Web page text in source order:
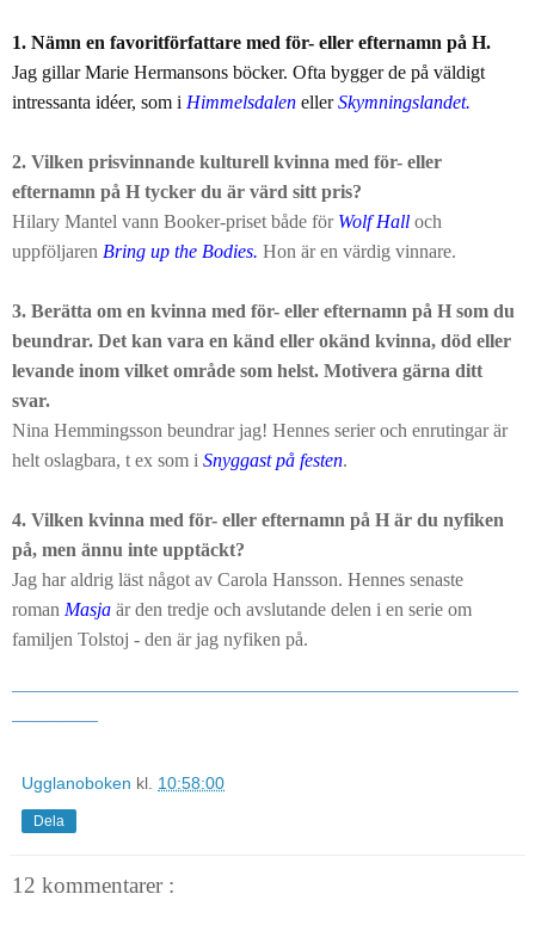
1. Nämn en favoritförfattare med för- eller efternamn på H.
Jag gillar Marie Hermansons böcker. Ofta bygger de på väldigt
intressanta idéer, som i Himmelsdalen ellerSkymningslandet.
2. Vilken prisvinnande kulturell kvinna med för- eller
efternamn på H tycker du är värd sitt pris?
Hilary Mantel vann Booker-priset både för Wolf Hall och
uppföljaren Bring up the Bodies. Hon är en värdig vinnare.
3. Berätta om en kvinna med för- eller efternamn på H som du
beundrar. Det kan vara en känd eller okänd kvinna, död eller
levande inom vilket område som helst. Motivera gärna ditt
svar.
Nina Hemmingsson beundrar jag! Hennes serier och enrutingar är
helt oslagbara, t ex som i Snyggast på festen.
4. Vilken kvinna med för- eller efternamn på H är du nyfiken
på, men ännu inte upptäckt?
Jag har aldrig läst något av Carola Hansson. Hennes senaste
roman Masja är den tredje och avslutande delen i en serie om
familjen Tolstoj - den är jag nyfiken på.
Ugglanoboken kl. 10:58:00
Dela
12 kommentarer :